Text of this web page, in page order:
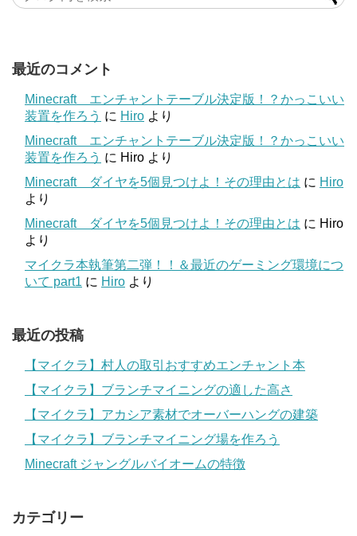
最近のコメント
Minecraft エンチャントテーブル決定版！？かっこいい
装置を作ろう に Hiro より
Minecraft エンチャントテーブル決定版！？かっこいい
装置を作ろう に Hiro より
Minecraft ダイヤを5個見つけよ！その理由とは に Hiro
より
Minecraft ダイヤを5個見つけよ！その理由とは に Hiro
より
マイクラ本執筆第二弾！！＆最近のゲーミング環境につ
いて part1 に Hiro より
最近の投稿
【マイクラ】村人の取引おすすめエンチャント本
【マイクラ】ブランチマイニングの適した高さ
【マイクラ】アカシア素材でオーバーハングの建築
【マイクラ】ブランチマイニング場を作ろう
Minecraft ジャングルバイオームの特徴
カテゴリー